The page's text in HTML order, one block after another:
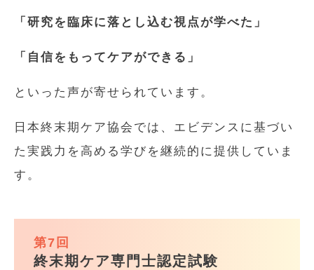
「研究を臨床に落とし込む視点が学べた」
「自信をもってケアができる」
といった声が寄せられています。
日本終末期ケア協会では、エビデンスに基づい
た実践力を高める学びを継続的に提供していま
す。
第7回
終末期ケア専門士認定試験